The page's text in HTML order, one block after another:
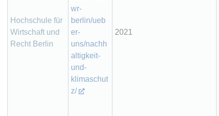
Hochschule für
Wirtschaft und
Recht Berlin
wr-
berlin/ueb
er-
uns/nachh
altigkeit-
und-
klimaschut
z/
2021